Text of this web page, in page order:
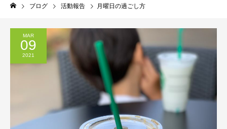
ブログ 活動報告 月曜日の過ごし方
MAR
09
2021